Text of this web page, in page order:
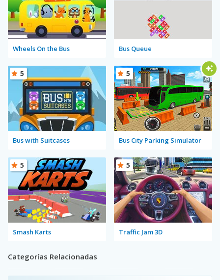
Wheels On the Bus Bus Queue
Bus with Suitcases
5
Bus City Parking Simulator
5
Smash Karts
5
Traffic Jam 3D
5
Categorías Relacionadas